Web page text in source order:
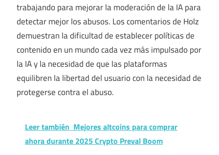
trabajando para mejorar la moderación de la IA para
detectar mejor los abusos. Los comentarios de Holz
demuestran la dificultad de establecer políticas de
contenido en un mundo cada vez más impulsado por
la IA y la necesidad de que las plataformas
equilibren la libertad del usuario con la necesidad de
protegerse contra el abuso.
Leer también Mejores altcoins para comprar
ahora durante 2025 Crypto Preval Boom